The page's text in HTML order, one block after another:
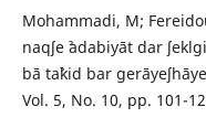
Mohammadi, M;
naqʃe ˀadabiyāt dar
bā taˀkid bar
Vol. 5, No. 10, pp. 101-